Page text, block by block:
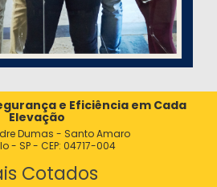
e Eficiência em Cada
Elevação
Dumas - Santo Amaro
- SP - CEP: 04717-004
Cotados